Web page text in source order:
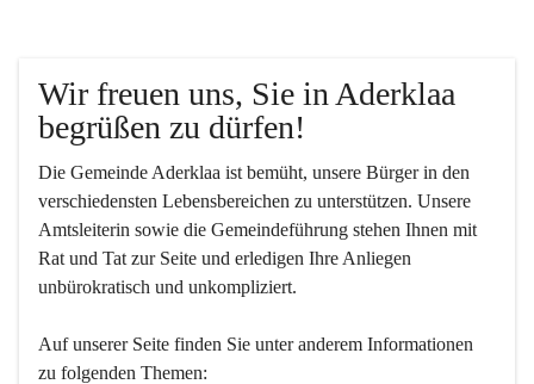
Wir freuen uns, Sie in Aderklaa
begrüßen zu dürfen!
Die Gemeinde Aderklaa ist bemüht, unsere Bürger in den
verschiedensten Lebensbereichen zu unterstützen. Unsere
Amtsleiterin sowie die Gemeindeführung stehen Ihnen mit
Rat und Tat zur Seite und erledigen Ihre Anliegen
unbürokratisch und unkompliziert.
Auf unserer Seite finden Sie un­ter an­de­rem Informationen
zu folgenden Themen: